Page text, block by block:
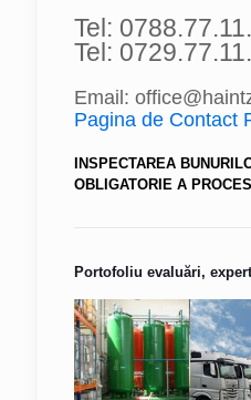
Tel:
Tel:
Email:
Pagina de Contact
INSPECTAREA
OBLIGATORIE A
Portofoliu evaluări,